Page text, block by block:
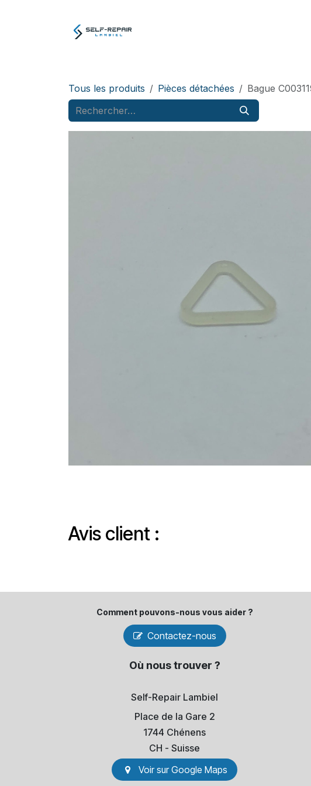
Tous les produits Pièces détachées Bague
Avis client :
Comment pouvons-​nous vous aider ?
Contactez-nous
Où nous trouver ?
Self-Repair Lambiel
Place de la Gare 2
1744 Chénens
​CH - Suisse
Voir sur Go​​ogle Maps